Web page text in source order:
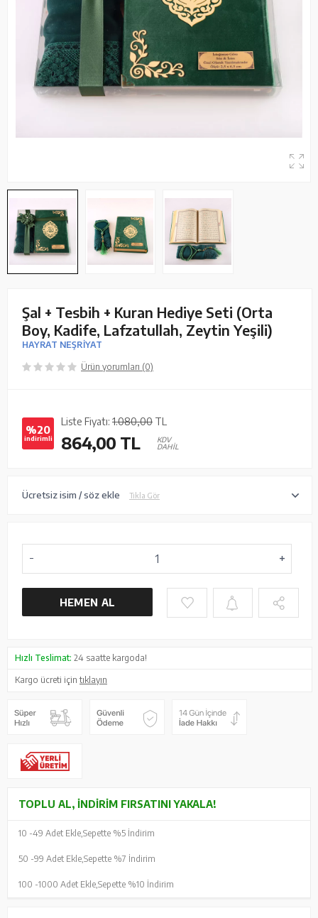
Şal + Tesbih + Kuran Hediye Seti (Orta
Boy, Kadife, Lafzatullah, Zeytin Yeşili)
HAYRAT NEŞRİYAT
Ürün yorumları (0)
%20
indirimli
Liste Fiyatı: 1.080,00 TL
864,00 TL
KDV
DAHİL
Ücretsiz isim / söz ekle Tıkla Gör
HEMEN AL
Hızlı Teslimat: 24 saatte kargoda!
Kargo ücreti içintıklayın
TOPLU AL, İNDIRIM FIRSATINI YAKALA!
10 -49 Adet Ekle, Sepette %5 İndirim
50 -99 Adet Ekle, Sepette %7 İndirim
100 -1000 Adet Ekle, Sepette %10 İndirim